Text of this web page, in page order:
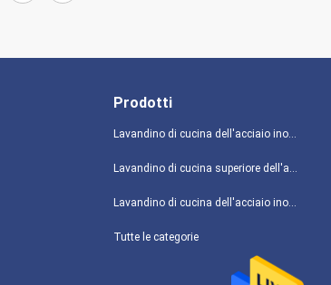
Prodotti
Lavandino di cucina dell'acciaio inossidabile del grembiule
Lavandino di cucina superiore dell'acciaio inossidabile del supporto
Lavandino di cucina dell'acciaio inossidabile di Undermount
Tutte le categorie